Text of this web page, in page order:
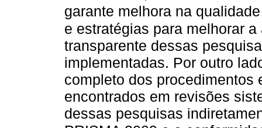
garante melhora na
e estratégias para melhorar
transparente dessas
implementadas. Por outro
completo dos procedimentos
encontrados em revisões
dessas pesquisas